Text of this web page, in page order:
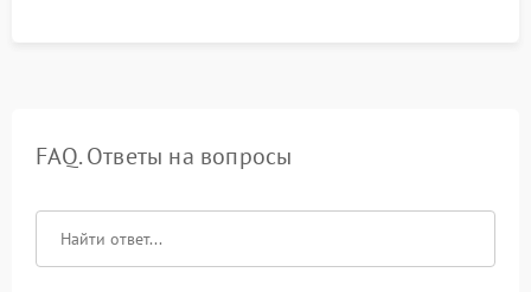
FAQ. Ответы на вопросы